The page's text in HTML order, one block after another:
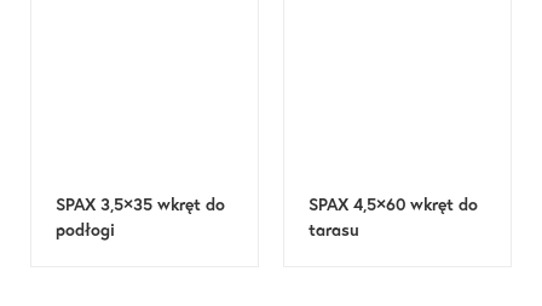
SPAX 3,5×35 wkręt do
podłogi
SPAX 4,5×60 wkręt do
tarasu